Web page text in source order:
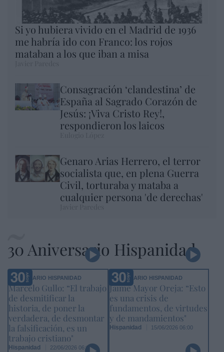
Si yo hubiera vivido en el Madrid de 1936
me habría ido con Franco: los rojos
mataban a los que iban a misa
Consagración ‘clandestina’ de
España al Sagrado Corazón de
Jesús: ¡Viva Cristo Rey!,
respondieron los laicos
Genaro Arias Herrero, el terror
socialista que, en plena Guerra
Civil, torturaba y mataba a
cualquier persona 'de derechas'
30 Aniversario Hispanidad
ANIVERSARIO HISPANIDAD
Marcelo Gullo: “El trabajo
de desmitificar la
historia, de poner la
verdadera, de desmontar
la falsificación, es un
trabajo cristiano"
Hispanidad 22/06/2026 06:00
ANIVERSARIO HISPANIDAD
Jaime Mayor Oreja: “Esto
es una crisis de
fundamentos, de virtudes
y de mandamientos"
Hispanidad 15/06/2026 06:00